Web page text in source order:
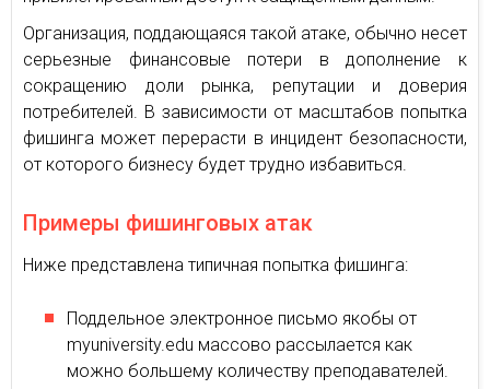
Организация, поддающаяся такой атаке, обычно несет
серьезные финансовые потери в дополнение к
сокращению доли рынка, репутации и доверия
потребителей. В зависимости от масштабов попытка
фишинга может перерасти в инцидент безопасности,
от которого бизнесу будет трудно избавиться.
Примеры фишинговых атак
Ниже представлена типичная попытка фишинга:
Поддельное электронное письмо якобы от
myuniversity.edu массово рассылается как
можно большему количеству преподавателей.